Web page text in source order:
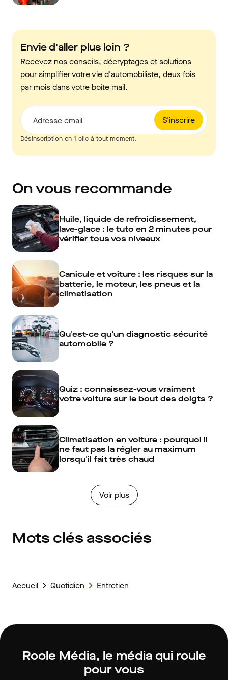
Envie d'aller plus loin ?
Recevez nos conseils, décryptages et solutions
pour simplifier votre vie d'automobiliste, deux fois
par mois dans votre boîte mail.
S'inscrire
Adresse email
Désinscription en 1 clic à tout moment.
On vous recommande
Huile, liquide de refroidissement,
lave-glace : le tuto en 2 minutes pour
vérifier tous vos niveaux
Canicule et voiture : les risques sur la
batterie, le moteur, les pneus et la
climatisation
Qu'est-ce qu'un diagnostic sécurité
automobile ?
Quiz : connaissez-vous vraiment
votre voiture sur le bout des doigts ?
Climatisation en voiture : pourquoi il
ne faut pas la régler au maximum
lorsqu'il fait très chaud
Voir plus
Mots clés associés
Accueil Quotidien Entretien
Roole Média, le média qui roule
pour vous